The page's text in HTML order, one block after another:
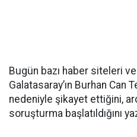
Bugün bazı haber siteleri
Galatasaray’ın Burhan Can
nedeniyle şikayet ettiğini,
soruşturma başlatıldığını